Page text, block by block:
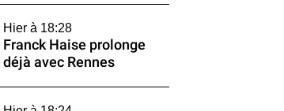
Hier à 18:28
Franck Haise prolonge
déjà avec Rennes